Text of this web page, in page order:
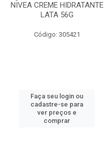
NIVEA CREME HIDRATANTE
LATA 56G
Código: 305421
Faça seu login ou
cadastre-se para
ver preços e
comprar